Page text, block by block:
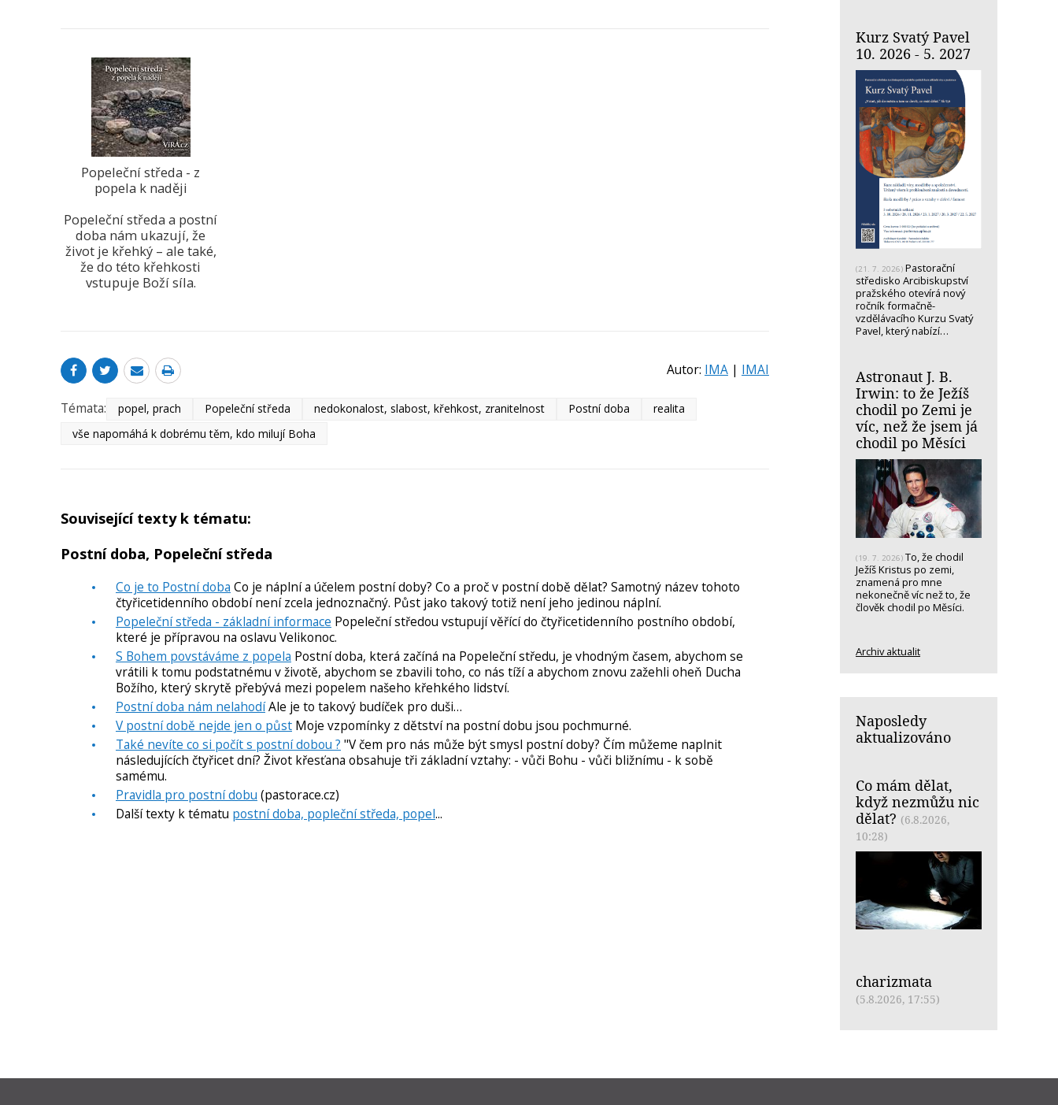
Popeleční středa - z
popela k naději
Popeleční středa a postní
doba nám ukazují, že
život je křehký – ale také,
že do této křehkosti
vstupuje Boží síla.
Autor: IMA| IMAI
Témata: popel, prach Popeleční středa nedokonalost, slabost, křehkost, zranitelnost Postní doba
realita
vše napomáhá k dobrému těm, kdo milují Boha
Související texty k tématu:
Postní doba, Popeleční středa
Co je to Postní doba Co je náplní a účelem postní doby? Co a proč v postní době dělat? Samotný název tohoto
čtyřicetidenního období není zcela jednoznačný. Půst jako takový totiž není jeho jedinou náplní.
Popeleční středa - základní informace Popeleční středou vstupují věřící do čtyřicetidenního postního období,
které je přípravou na oslavu Velikonoc.
S Bohem povstáváme z popela Postní doba, která začíná na Popeleční středu, je vhodným časem, abychom se
vrátili k tomu podstatnému v životě, abychom se zbavili toho, co nás tíží a abychom znovu zažehli oheň Ducha
Božího, který skrytě přebývá mezi popelem našeho křehkého lidství.
Postní doba nám nelahodíAle je to takový budíček pro duši…
V postní době nejde jen o půst Moje vzpomínky z dětství na postní dobu jsou pochmurné.
Také nevíte co si počít s postní dobou ? "V čem pro nás může být smysl postní doby? Čím můžeme naplnit
následujících čtyřicet dní? Život křesťana obsahuje tři základní vztahy: - vůči Bohu - vůči bližnímu - k sobě
samému.
Pravidla pro postní dobu (pastorace.cz)
Další texty k tématu postní doba, popleční středa, popel...
Kurz Svatý Pavel
10. 2026 - 5. 2027
(21. 7. 2026) Pastorační
středisko Arcibiskupství
pražského otevírá nový
ročník formačně-
vzdělávacího Kurzu Svatý
Pavel, který nabízí…
Astronaut J. B.
Irwin: to že Ježíš
chodil po Zemi je
víc, než že jsem já
chodil po Měsíci
(19. 7. 2026) To, že chodil
Ježíš Kristus po zemi,
znamená pro mne
nekonečně víc než to, že
člověk chodil po Měsíci.
Archiv aktualit
Naposledy
aktualizováno
Co mám dělat,
když nezmůžu nic
dělat? (6.8.2026,
10:28)
charizmata
(5.8.2026, 17:55)